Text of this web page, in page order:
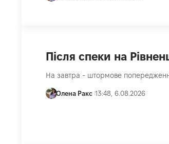
Після спеки на
На завтра - штормове
Олена Ракс 13:48, 6.08.2026